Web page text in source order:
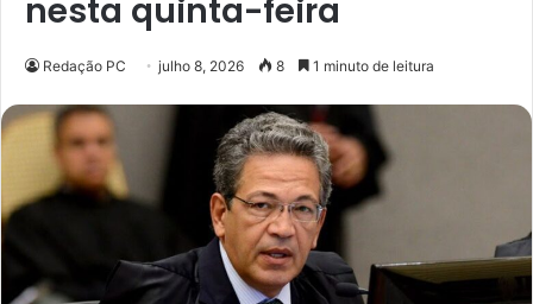
nesta quinta-feira
Redação PC julho 8, 2026 8 1 minuto de leitura